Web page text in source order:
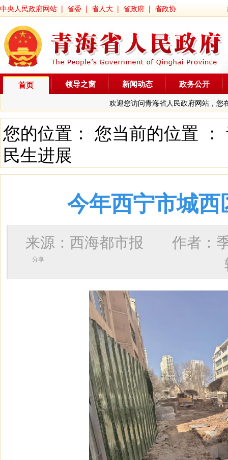
中央人民政府网站 | 省委 | 省人大 | 省政府 | 省政协
首页
欢迎您访问青海省人民政府网站，您
领导之窗 新闻动态 政务公开
您的位置： 您当前的位置 ：
民生进展
今年西宁市城
来源：西海都市报 作者：
分享